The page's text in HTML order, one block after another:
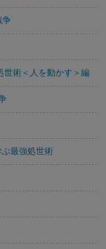
術＜人を動かす＞編
最強処世術